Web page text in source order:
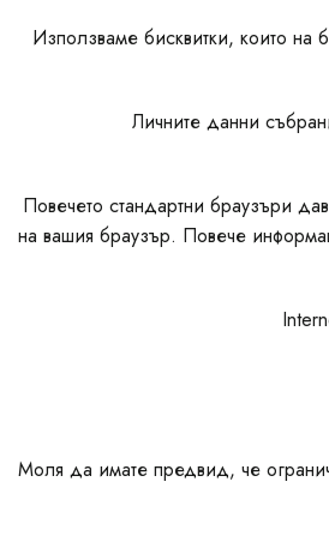
Използваме бисквитки, които на
Личните данни
Повечето стандартни браузъри
на вашия браузър. Повече
Моля да имате предвид, че